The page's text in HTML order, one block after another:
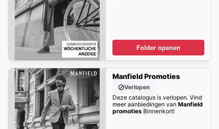
Folder openen
Manfield Promoties
Verlopen
Deze catalogus is verlopen. Vind
meer aanbiedingen van Manfield
promotiesBinnenkort!